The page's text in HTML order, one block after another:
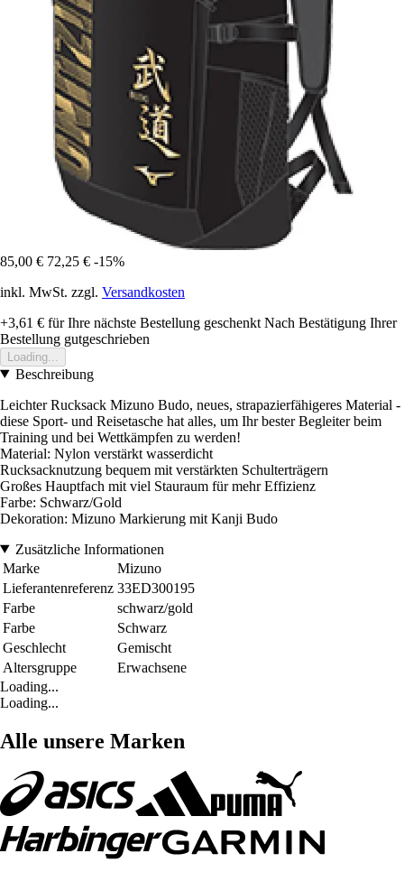
85,00 € 72,25 € -15%
inkl. MwSt. zzgl. Versandkosten
+3,61 € für Ihre nächste Bestellung geschenkt Nach Bestätigung Ihrer
Bestellung gutgeschrieben
Loading...
Beschreibung
Leichter Rucksack Mizuno Budo, neues, strapazierfähigeres Material -
diese Sport- und Reisetasche hat alles, um Ihr bester Begleiter beim
Training und bei Wettkämpfen zu werden!
Material: Nylon verstärkt wasserdicht
Rucksacknutzung bequem mit verstärkten Schulterträgern
Großes Hauptfach mit viel Stauraum für mehr Effizienz
Farbe: Schwarz/Gold
Dekoration: Mizuno Markierung mit Kanji Budo
Zusätzliche Informationen
Marke
Mizuno
Lieferantenreferenz 33ED300195
Farbe
schwarz/gold
Farbe
Schwarz
Geschlecht
Gemischt
Altersgruppe
Erwachsene
Loading...
Loading...
Alle unsere Marken